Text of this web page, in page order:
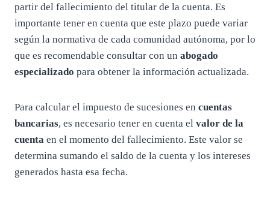
partir del fallecimiento del titular de la cuenta. Es
importante tener en cuenta que este plazo puede variar
según la normativa de cada comunidad autónoma, por lo
que es recomendable consultar con un abogado
especializado para obtener la información actualizada.
Para calcular el impuesto de sucesiones en cuentas
bancarias, es necesario tener en cuenta el valor de la
cuenta en el momento del fallecimiento. Este valor se
determina sumando el saldo de la cuenta y los intereses
generados hasta esa fecha.